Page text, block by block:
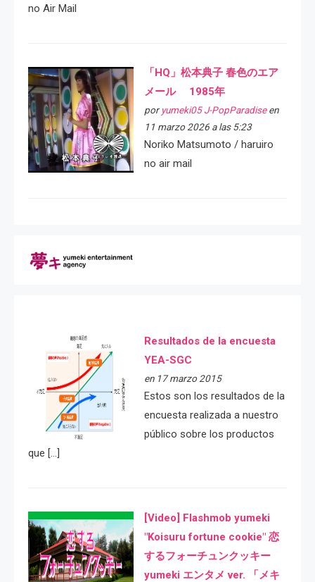
no Air Mail
「HQ」松本典子 春色のエア
メール 1985年
por yumeki05 J-PopParadiseen
11 marzo 2026 a las 5:23
Noriko Matsumoto / haruiro
no air mail
Resultados de la encuesta
YEA-SGC
en 17 marzo 2015
Estos son los resultados de la
encuesta realizada a nuestro
público sobre los productos
que […]
[Video] Flashmob yumeki
"Koisuru fortune cookie" 恋
するフォーチュンクッキー
yumeki エンタメ ver. 「メキ